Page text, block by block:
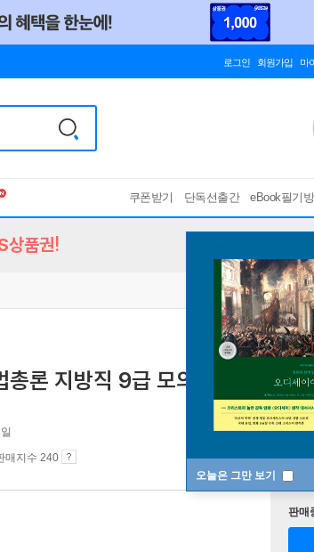
로그인 회원가입 마
쿠폰받기 단독선출간 eBook필기
오늘은 그만 보기
상품권!
론 지방직 9급 모의고사 160제 [
매지수 240
판매